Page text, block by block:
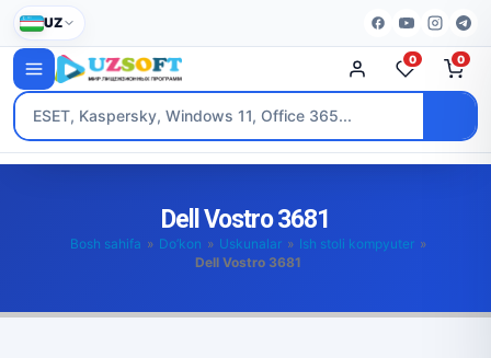
UZ
0 0
Dell Vostro 3681
Bosh sahifa » Do’kon » Uskunalar » Ish stoli kompyuter »
Dell Vostro 3681